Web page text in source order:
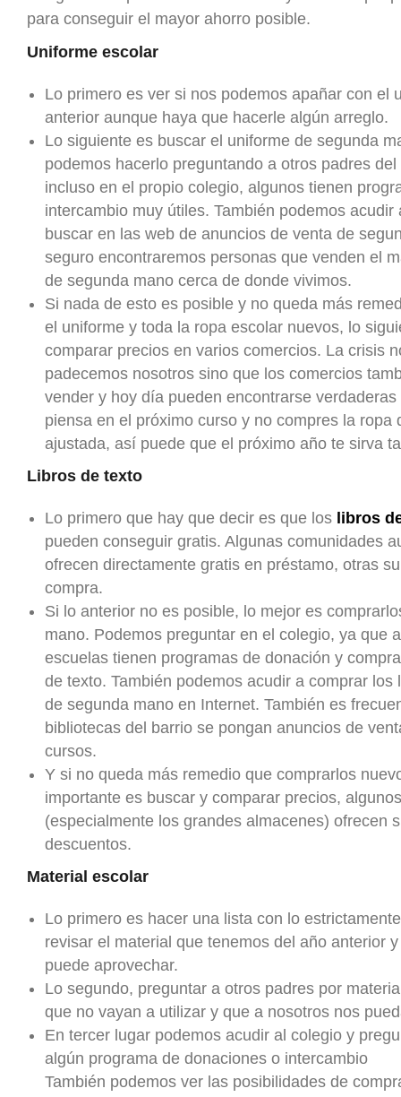
para conseguir el mayor ahorro posible.
Uniforme escolar
Lo primero es ver si nos podemos apañar con el
anterior aunque haya que hacerle algún arreglo.
Lo siguiente es buscar el uniforme de segunda
podemos hacerlo preguntando a otros padres
incluso en el propio colegio, algunos tienen
intercambio muy útiles. También podemos acudir
buscar en las web de anuncios de venta de
seguro encontraremos personas que venden el
de segunda mano cerca de donde vivimos.
Si nada de esto es posible y no queda más
el uniforme y toda la ropa escolar nuevos, lo
comparar precios en varios comercios. La crisis
padecemos nosotros sino que los comercios
vender y hoy día pueden encontrarse verdaderas
piensa en el próximo curso y no compres la ropa
ajustada, así puede que el próximo año te sirva
Libros de texto
Lo primero que hay que decir es que los libros
pueden conseguir gratis. Algunas comunidades
ofrecen directamente gratis en préstamo, otras
compra.
Si lo anterior no es posible, lo mejor es
mano. Podemos preguntar en el colegio, ya que
escuelas tienen programas de donación y
de texto. También podemos acudir a comprar los
de segunda mano en Internet. También es
bibliotecas del barrio se pongan anuncios de
cursos.
Y si no queda más remedio que comprarlos
importante es buscar y comparar precios,
(especialmente los grandes almacenes) ofrecen
descuentos.
Material escolar
Lo primero es hacer una lista con lo
revisar el material que tenemos del año anterior
puede aprovechar.
Lo segundo, preguntar a otros padres por
que no vayan a utilizar y que a nosotros nos
En tercer lugar podemos acudir al colegio y
algún programa de donaciones o intercambio
También podemos ver las posibilidades de